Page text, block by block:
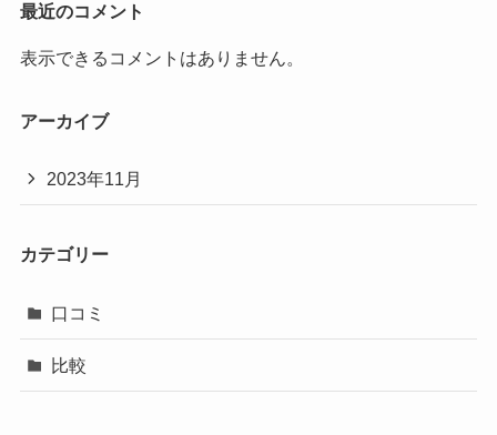
最近のコメント
表示できるコメントはありません。
アーカイブ
2023年11月
カテゴリー
口コミ
比較